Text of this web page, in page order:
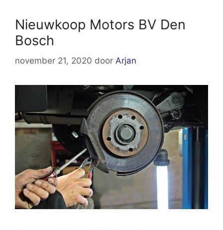
Nieuwkoop Motors BV Den
Bosch
november 21, 2020 door Arjan